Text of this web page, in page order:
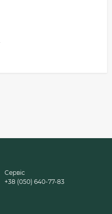
Сервіс
+38 (050) 640-77-83